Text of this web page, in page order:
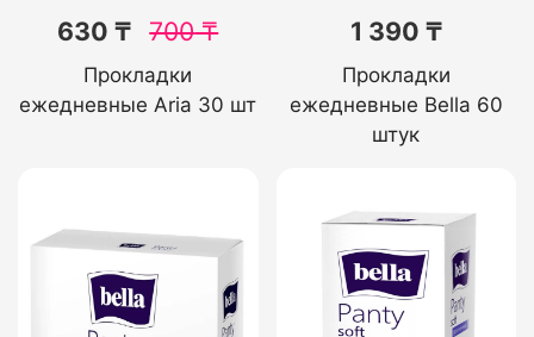
630 ₸ 700₸
Прокладки
ежедневные Aria 30 шт
1 390 ₸
Прокладки
ежедневные Bella 60
штук